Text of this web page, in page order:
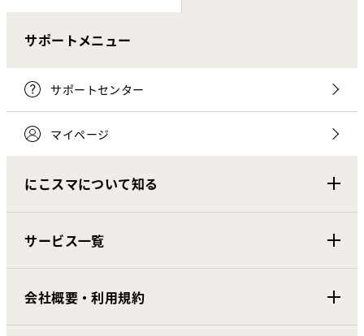
サポートメニュー
サポートセンター
マイページ
にこスマについて知る
サービス一覧
会社概要・利用規約